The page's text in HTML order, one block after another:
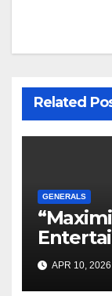
Related
GENERALS
with
APR 10, 2026